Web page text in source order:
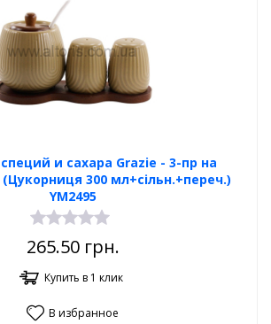
и сахара Grazie - 3-пр на
(Цукорниця 300 мл+сільн.+переч.)
YM2495
265.50грн.
Купить в 1 клик
В избранное